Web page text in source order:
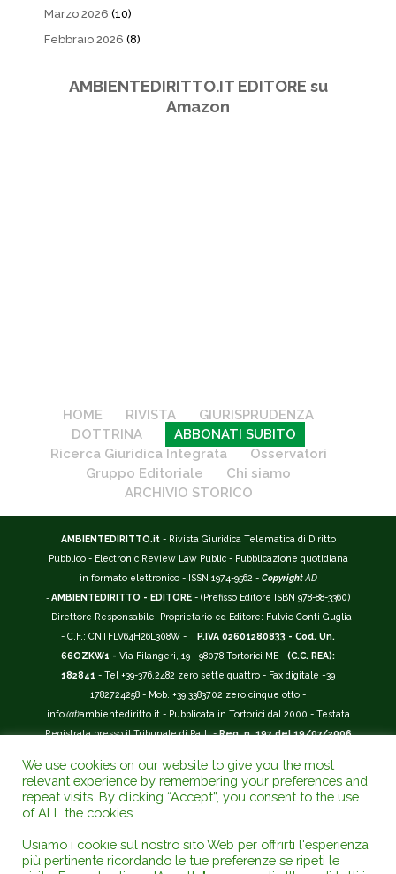
Marzo 2026 (10)
Febbraio 2026 (8)
AMBIENTEDIRITTO.IT EDITORE su
Amazon
HOME RIVISTA
GIURISPRUDENZA
DOTTRINA
ABBONATI SUBITO
Ricerca Giuridica Integrata
Osservatori
Gruppo Editoriale
Chi siamo
ARCHIVIO STORICO
AMBIENTEDIRITTO.it - Rivista Giuridica Telematica di Diritto
Pubblico - Electronic Review Law Public - Pubblicazione quotidiana
in formato elettronico - ISSN 1974-9562 - Copyright AD
-AMBIENTEDIRITTO - EDITORE - (Prefisso Editore ISBN 978-88-3360)
- Direttore Responsabile, Proprietario ed Editore: Fulvio Conti Guglia
- C.F.: CNTFLV64H26L308W -
P.IVA 02601280833 - Cod. Un.
66OZKW1 - Via Filangeri, 19 - 98078 Tortorici ME - (C.C. REA):
182841 - Tel +39-376.2482 zero sette quattro - Fax digitale +39
1782724258 - Mob. +39 3383702 zero cinque otto -
info(at)ambientediritto.it - Pubblicata in Tortorici dal 2000 - Testata
Registrata presso il Tribunale di Patti -Reg. n. 197 del 19/07/2006
__________
La Rivista Giuridica AMBIENTEDIRITTO.IT ISSN 1974-9562
riconosciuta ed inserita nell'Area 12 - (
Universitario e della Ricerca (D.P.R. n.76/2010). Valutazione della Qualità della
Ricerca (
); Autovalutazione, Valutazione periodica, Accreditamento ( AVA );
We use cookies on our website to give you the most
relevant experience by remembering your preferences and
repeat visits. By clicking “Accept”, you consent to the use
of ALL the cookies.
Usiamo i cookie sul nostro sito Web per offrirti l'esperienza
più pertinente ricordando le tue preferenze se ripeti le